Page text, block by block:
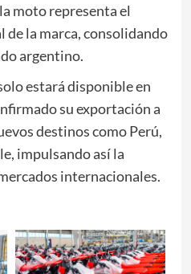
moto representa el
de la marca, consolidando
argentino.
estará disponible en
su exportación a
destinos como Perú,
impulsando así la
internacionales.